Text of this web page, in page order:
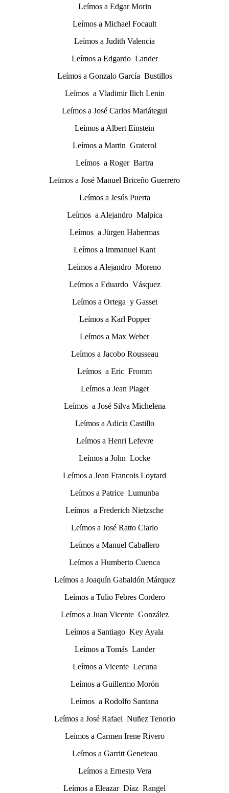
Leímos a Edgar Morin
Leímos a Michael Focault
Leímos a Judith Valencia
Leímos a Edgardo Lander
Leímos a Gonzalo García Bustillos
Leímos a Vladimir Ilich Lenin
Leímos a José Carlos Mariátegui
Leímos a Albert Einstein
Leímos a Martin Graterol
Leímos a Roger Bartra
Leímos a José Manuel Briceño Guerrero
Leímos a Jesús Puerta
Leímos a Alejandro Malpica
Leímos a Jürgen Habermas
Leímos a Immanuel Kant
Leímos a Alejandro Moreno
Leímos a Eduardo Vásquez
Leímos a Ortega y Gasset
Leímos a Karl Popper
Leímos a Max Weber
Leímos a Jacobo Rousseau
Leímos a Eric Fromm
Leímos a Jean Piaget
Leímos a José Silva Michelena
Leímos a Adicia Castillo
Leímos a Henri Lefevre
Leímos a John Locke
Leímos a Jean Francois Loytard
Leímos a Patrice Lumunba
Leímos a Frederich Nietzsche
Leímos a José Ratto Ciarlo
Leímos a Manuel Caballero
Leímos a Humberto Cuenca
Leímos a Joaquín Gabaldón Márquez
Leímos a Tulio Febres Cordero
Leímos a Juan Vicente González
Leímos a Santiago Key Ayala
Leímos a Tomás Lander
Leímos a Vicente Lecuna
Leímos a Guillermo Morón
Leímos a Rodolfo Santana
Leímos a José Rafael Nuñez Tenorio
Leímos a Carmen Irene Rivero
Leímos a Garritt Geneteau
Leímos a Ernesto Vera
Leímos a Eleazar Díaz Rangel